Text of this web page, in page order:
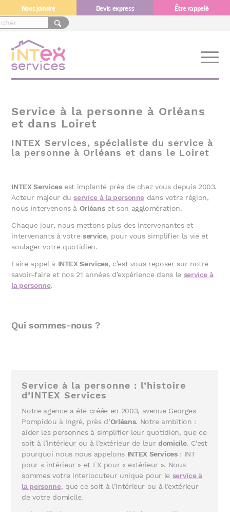
Nous joindre Devis express Être rappelé
Service à la personne à Orléans
et dans Loiret
INTEX Services, spécialiste du service à
la personne à Orléans et dans le Loiret
INTEX Servicesest implanté près de chez vous depuis 2003.
Acteur majeur duservice à la personne dans votre région,
nous intervenons à Orléanset son agglomération.
Chaque jour, nous mettons plus des intervenantes et
intervenants à votreservice, pour vous simplifier la vie et
soulager votre quotidien.
Faire appel à INTEX Services, c’est vous reposer sur notre
savoir-faire et nos 21 années d’expérience dans le service à
la personne.
Qui sommes-nous ?
Service à la personne : l’histoire
d’INTEX Services
Notre agence a été créée en 2003, avenue Georges
Pompidou à Ingré, près d’Orléans. Notre ambition :
aider les personnes à simplifier leur quotidien, que ce
soit à l’intérieur ou à l’extérieur de leurdomicile. C’est
pourquoi nous nous appelons INTEX Services: INT
pour « intérieur » et EX pour « extérieur ». Nous
sommes votre interlocuteur unique pour le service à
la personne, que ce soit à l’intérieur ou à l’extérieur
de votre domicile.